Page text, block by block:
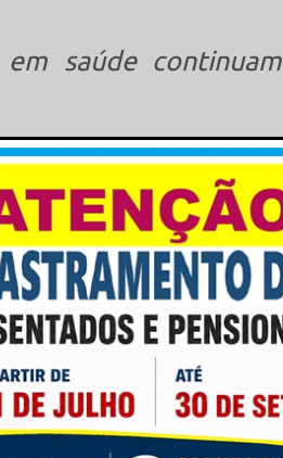
saúde continuam
da administração
resultou na
de importantes
estado.